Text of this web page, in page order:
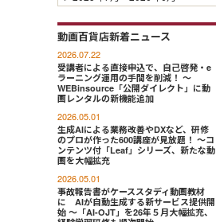
動画百貨店新着ニュース
2026.07.22
受講者による直接申込で、自己啓発・e
ラーニング運用の手間を削減！ ～
WEBinsource「公開ダイレクト」に動
画レンタルの新機能追加
2026.05.01
生成AIによる業務改善やDXなど、研修
のプロが作った600講座が見放題！ ～コ
ンテンツ付「Leaf」シリーズ、新たな動
画を大幅拡充
2026.05.01
事故報告書がケーススタディ動画教材
に AIが自動生成する新サービス提供開
始 ～「AI-OJT」を26年５月大幅拡充、